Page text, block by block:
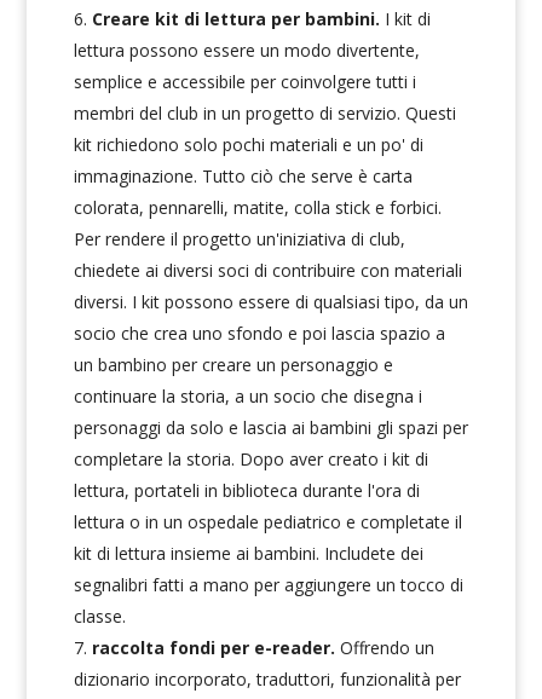
Creare kit di lettura per bambini. I kit di
lettura possono essere un modo divertente,
semplice e accessibile per coinvolgere tutti i
membri del club in un progetto di servizio. Questi
kit richiedono solo pochi materiali e un po' di
immaginazione. Tutto ciò che serve è carta
colorata, pennarelli, matite, colla stick e forbici.
Per rendere il progetto un'iniziativa di club,
chiedete ai diversi soci di contribuire con materiali
diversi. I kit possono essere di qualsiasi tipo, da un
socio che crea uno sfondo e poi lascia spazio a
un bambino per creare un personaggio e
continuare la storia, a un socio che disegna i
personaggi da solo e lascia ai bambini gli spazi per
completare la storia. Dopo aver creato i kit di
lettura, portateli in biblioteca durante l'ora di
lettura o in un ospedale pediatrico e completate il
kit di lettura insieme ai bambini. Includete dei
segnalibri fatti a mano per aggiungere un tocco di
classe.
raccolta fondi per e-reader. Offrendo un
dizionario incorporato, traduttori, funzionalità per